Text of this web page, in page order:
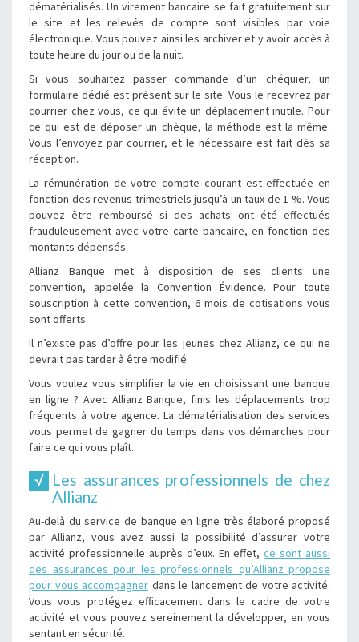
dématérialisés. Un virement bancaire se fait gratuitement sur
le site et les relevés de compte sont visibles par voie
électronique. Vous pouvez ainsi les archiver et y avoir accès à
toute heure du jour ou de la nuit.
Si vous souhaitez passer commande d’un chéquier, un
formulaire dédié est présent sur le site. Vous le recevrez par
courrier chez vous, ce qui évite un déplacement inutile. Pour
ce qui est de déposer un chèque, la méthode est la même.
Vous l’envoyez par courrier, et le nécessaire est fait dès sa
réception.
La rémunération de votre compte courant est effectuée en
fonction des revenus trimestriels jusqu’à un taux de 1 %. Vous
pouvez être remboursé si des achats ont été effectués
frauduleusement avec votre carte bancaire, en fonction des
montants dépensés.
Allianz Banque met à disposition de ses clients une
convention, appelée la Convention Évidence. Pour toute
souscription à cette convention, 6 mois de cotisations vous
sont offerts.
Il n’existe pas d’offre pour les jeunes chez Allianz, ce qui ne
devrait pas tarder à être modifié.
Vous voulez vous simplifier la vie en choisissant une banque
en ligne ? Avec Allianz Banque, finis les déplacements trop
fréquents à votre agence. La dématérialisation des services
vous permet de gagner du temps dans vos démarches pour
faire ce qui vous plaît.
Les assurances professionnels de chez
Allianz
Au-delà du service de banque en ligne très élaboré proposé
par Allianz, vous avez aussi la possibilité d’assurer votre
activité professionnelle auprès d’eux. En effet,ce sont aussi
des assurances pour les professionnels qu’Allianz propose
pour vous accompagner dans le lancement de votre activité.
Vous vous protégez efficacement dans le cadre de votre
activité et vous pouvez sereinement la développer, en vous
sentant en sécurité.